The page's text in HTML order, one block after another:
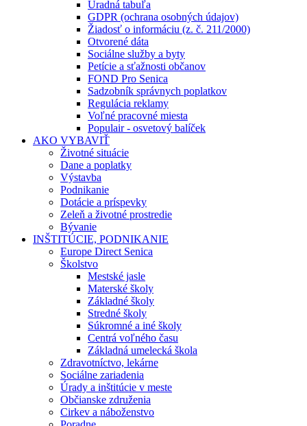
Úradná tabuľa
GDPR (ochrana osobných údajov)
Žiadosť o informáciu (z. č. 211/2000)
Otvorené dáta
Sociálne služby a byty
Petície a sťažnosti občanov
FOND Pro Senica
Sadzobník správnych poplatkov
Regulácia reklamy
Voľné pracovné miesta
Populair - osvetový balíček
AKO VYBAVIŤ
Životné situácie
Dane a poplatky
Výstavba
Podnikanie
Dotácie a príspevky
Zeleň a životné prostredie
Bývanie
INŠTITÚCIE, PODNIKANIE
Europe Direct Senica
Školstvo
Mestské jasle
Materské školy
Základné školy
Stredné školy
Súkromné a iné školy
Centrá voľného času
Základná umelecká škola
Zdravotníctvo, lekárne
Sociálne zariadenia
Úrady a inštitúcie v meste
Občianske združenia
Cirkev a náboženstvo